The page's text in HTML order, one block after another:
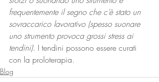
frequentemente il segno che c’è stato un
sovraccarico lavorativo (spesso suonare
uno strumento provoca grossi stress ai
tendini). I tendini possono essere curati
con la proloterapia.
Blog